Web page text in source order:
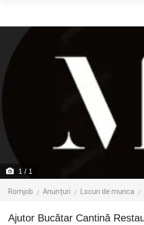
1 / 1
Romjob Anunțuri Locuri de munca
Ajutor Bucătar Cantină Restaurant De Longhi,